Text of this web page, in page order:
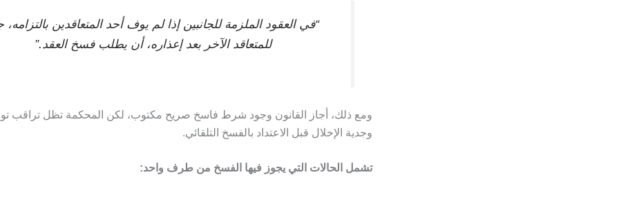
“في العقود الملزمة للجانبين إذا لم يوف أحد المتعاقدين بالتزامه،
للمتعاقد الآخر بعد إعذاره، أن يطلب فسخ العقد.”
ومع ذلك، أجاز القانون وجود شرط فاسخ صريح مكتوب، لكن المحكمة تظل تراقب
وجدية الإخلال قبل الاعتداد بالفسخ التلقائي.
تشمل الحالات التي يجوز فيها الفسخ من طرف واحد: